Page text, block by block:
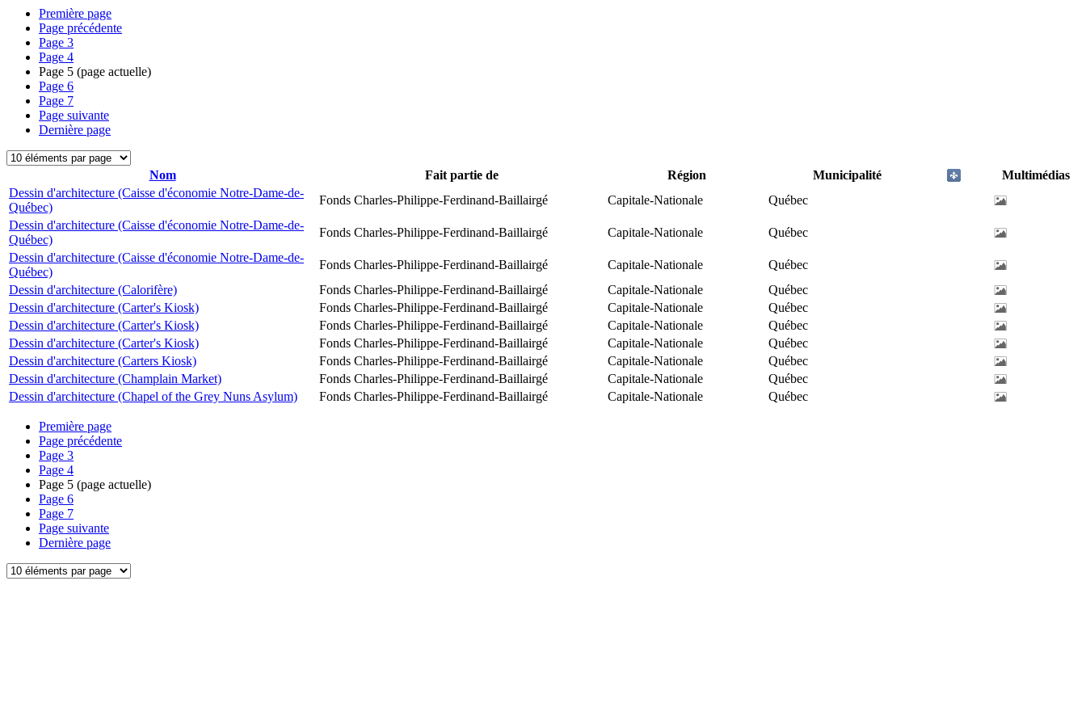
Première page
Page précédente
Page 3
Page 4
Page 5 (page actuelle)
Page 6
Page 7
Page suivante
Dernière page
Nom Fait partie de Région Municipalité
Multimédias
Dessin d'architecture (Caisse d'économie Notre-Dame-de-
Québec)
Fonds Charles-Philippe-Ferdinand-Baillairgé Capitale-Nationale
Québec
Dessin d'architecture (Caisse d'économie Notre-Dame-de-
Québec)
Fonds Charles-Philippe-Ferdinand-Baillairgé Capitale-Nationale
Québec
Dessin d'architecture (Caisse d'économie Notre-Dame-de-
Québec)
Fonds Charles-Philippe-Ferdinand-Baillairgé Capitale-Nationale
Québec
Dessin d'architecture (Calorifère)
Fonds Charles-Philippe-Ferdinand-Baillairgé Capitale-Nationale
Québec
Dessin d'architecture (Carter's Kiosk)
Fonds Charles-Philippe-Ferdinand-Baillairgé Capitale-Nationale
Québec
Dessin d'architecture (Carter's Kiosk)
Fonds Charles-Philippe-Ferdinand-Baillairgé Capitale-Nationale
Québec
Dessin d'architecture (Carter's Kiosk)
Fonds Charles-Philippe-Ferdinand-Baillairgé Capitale-Nationale
Québec
Dessin d'architecture (Carters Kiosk)
Fonds Charles-Philippe-Ferdinand-Baillairgé Capitale-Nationale
Québec
Dessin d'architecture (Champlain Market)
Fonds Charles-Philippe-Ferdinand-Baillairgé Capitale-Nationale
Québec
Dessin d'architecture (Chapel of the Grey Nuns Asylum)
Fonds Charles-Philippe-Ferdinand-Baillairgé Capitale-Nationale Québec
Première page
Page précédente
Page 3
Page 4
Page 5 (page actuelle)
Page 6
Page 7
Page suivante
Dernière page